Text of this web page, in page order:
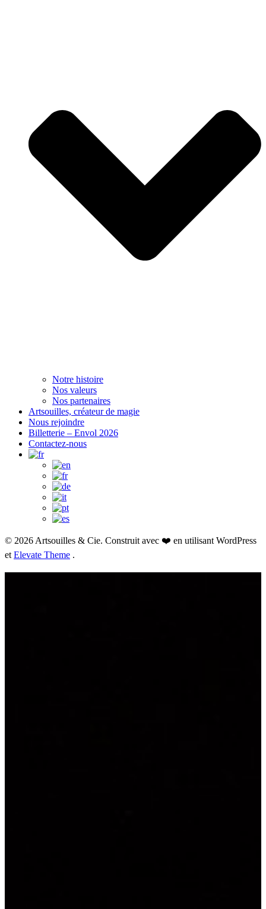
Notre histoire
Nos valeurs
Nos partenaires
Artsouilles, créateur de magie
Nous rejoindre
Billetterie – Envol 2026
Contactez-nous
© 2026 Artsouilles & Cie. Construit avec ❤️ en utilisant WordPress
et Elevate Theme .